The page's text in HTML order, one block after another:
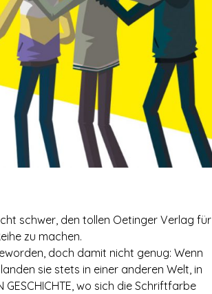
schwer, den tollen Oetinger Verlag für
zu machen.
doch damit nicht genug: Wenn
sie stets in einer anderen Welt, in
GESCHICHTE, wo sich die Schriftfarbe